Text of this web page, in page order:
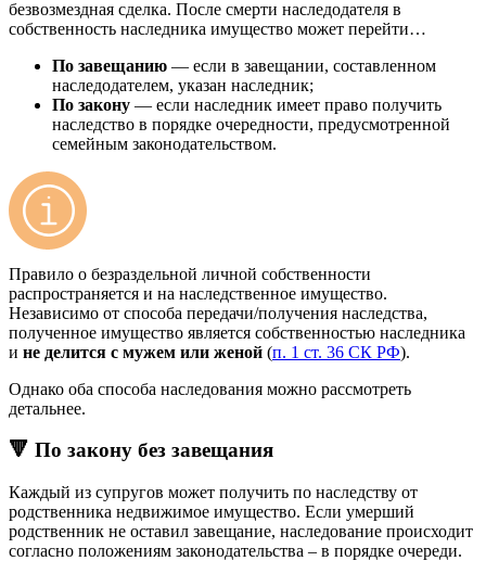
безвозмездная сделка. После смерти наследодателя в
собственность наследника имущество может перейти…
По завещанию — если в завещании, составленном
наследодателем, указан наследник;
По закону — если наследник имеет право получить
наследство в порядке очередности, предусмотренной
семейным законодательством.
Правило о безраздельной личной собственности
распространяется и на наследственное имущество.
Независимо от способа передачи/получения наследства,
полученное имущество является собственностью наследника
и не делится с мужем или женой (п. 1 ст. 36 СК РФ).
Однако оба способа наследования можно рассмотреть
детальнее.
🔻 По закону без завещания
Каждый из супругов может получить по наследству от
родственника недвижимое имущество. Если умерший
родственник не оставил завещание, наследование происходит
согласно положениям законодательства – в порядке очереди.